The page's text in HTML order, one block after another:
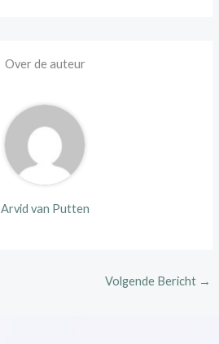
Over de auteur
Arvid van Putten
Volgende Bericht →